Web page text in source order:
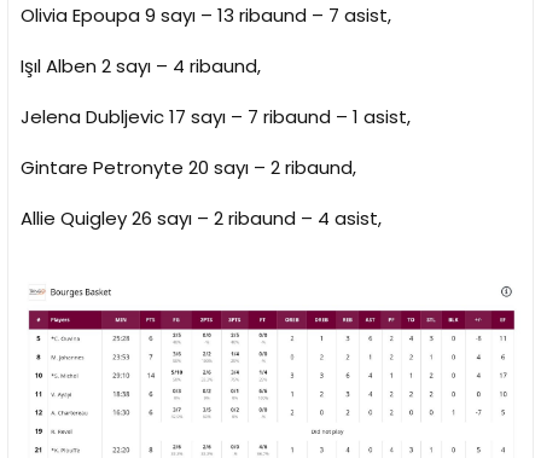
Olivia Epoupa 9 sayı – 13 ribaund – 7 asist,
Işıl Alben 2 sayı – 4 ribaund,
Jelena Dubljevic 17 sayı – 7 ribaund – 1 asist,
Gintare Petronyte 20 sayı – 2 ribaund,
Allie Quigley 26 sayı – 2 ribaund – 4 asist,